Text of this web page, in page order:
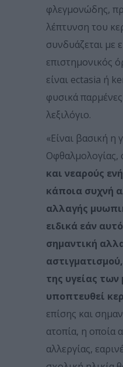
φλεγμονώδης,
λέπτυνση του
συνδυάζεται με
επιστημονικός
είναι ectasia ή
φυσικά
λεξιλόγιο.
«Είναι βασική η
Οφθαλμολογίας,
και νεαρούς
κάποια συχνή
αλλαγής
ειδικά εάν
σημαντική
της υγείας
υποπτευθεί
επίσης και
ατοπία, η οποία
αλλεργίας,